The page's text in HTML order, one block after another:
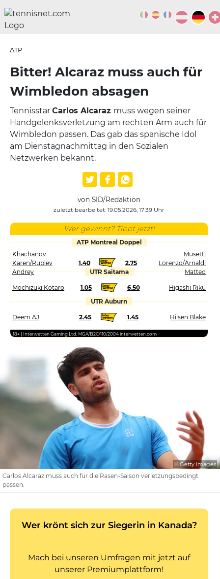
ATP
Bitter! Alcaraz muss auch für
Wimbledon absagen
Tennisstar Carlos Alcaraz muss wegen seiner
Handgelenksverletzung am rechten Arm auch für
Wimbledon passen. Das gab das spanische Idol
am Dienstagnachmittag in den Sozialen
Netzwerken bekannt.
von SID/Redaktion
zuletzt bearbeitet: 19.05.2026, 17:39 Uhr
Wer gewinnt? Tippt jetzt!
ATP Montreal Doppel
Khachanov
Karen/Rublev
Andrey
1.40 2.75
Musetti
Lorenzo/Arnaldi
Matteo
UTR Saitama
Mochizuki Kotaro 1.05 6.50
Higashi Riku
UTR Auburn
Deem AJ 2.45 1.45 Hilsen Blake
18+ | Interwetten Gaming Ltd. MGA/B2C/110/2004 interwetten.com
© Getty Images
Carlos Alcaraz muss auch für die Rasen-Saison verletzungsbedingt
passen.